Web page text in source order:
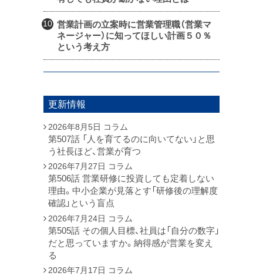
営業計画の立案時に営業管理職（営業マ
ネージャー）に知ってほしい計画５０％
という考え方
更新情報
2026年8月5日 コラム
第507話 「人を育てるのに向いてない」と思
う社長ほど、営業が育つ
2026年7月27日 コラム
第506話 営業研修に投資しても定着しない
理由。中小企業が見落とす「研修後の理解度
確認」という盲点
2026年7月24日 コラム
第505話 その個人目標、社員は「自分の数字」
だと思っていますか。納得感が営業を変え
る
2026年7月17日 コラム